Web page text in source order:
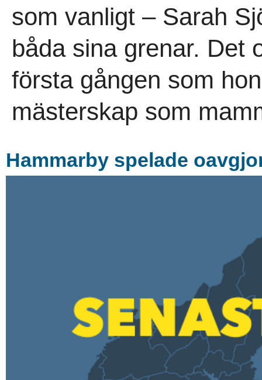
som vanligt – Sarah
båda sina grenar. Det
första gången som
mästerskap som
Hammarby spelade